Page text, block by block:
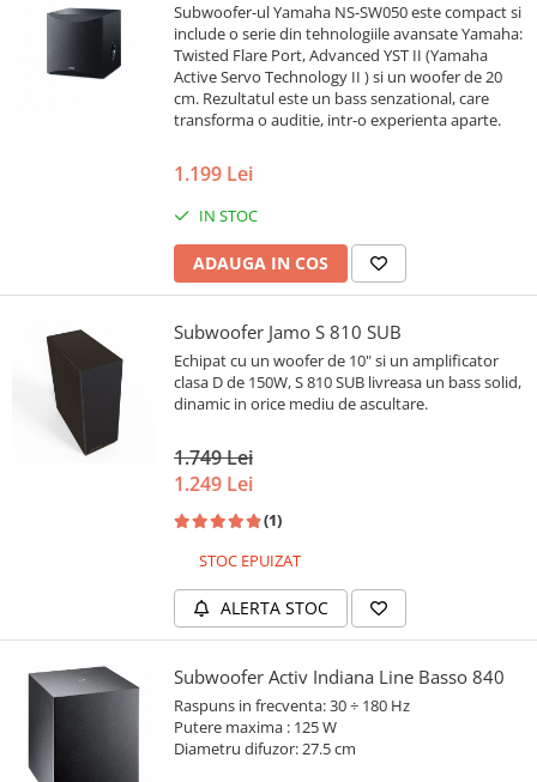
Subwoofer-ul Yamaha NS-SW050 este compact si
include o serie din tehnologiile avansate Yamaha:
Twisted Flare Port, Advanced YST II (Yamaha
Active Servo Technology II ) si un woofer de 20
cm. Rezultatul este un bass senzational, care
transforma o auditie, intr-o experienta aparte.
1.199 Lei
IN STOC
ADAUGA IN COS
Subwoofer Jamo S 810 SUB
Echipat cu un woofer de 10" si un amplificator
clasa D de 150W, S 810 SUB livreasa un bass solid,
dinamic in orice mediu de ascultare.
1.749 Lei
1.249 Lei
(1)
STOC EPUIZAT
ALERTA STOC
Subwoofer Activ Indiana Line Basso 840
Raspuns in frecventa: 30 ÷ 180 Hz
Putere maxima : 125 W
Diametru difuzor: 27.5 cm